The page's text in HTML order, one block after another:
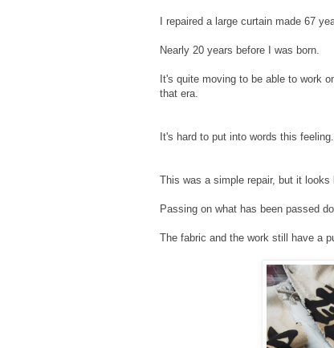
I repaired a large curtain made 67
Nearly 20 years before I was born.
It's quite moving to be able to work
that era. ⁡
It's hard to put into words this feeling. ⁡
This was a simple repair, but it
Passing on what has been passed
The fabric and the work still have a